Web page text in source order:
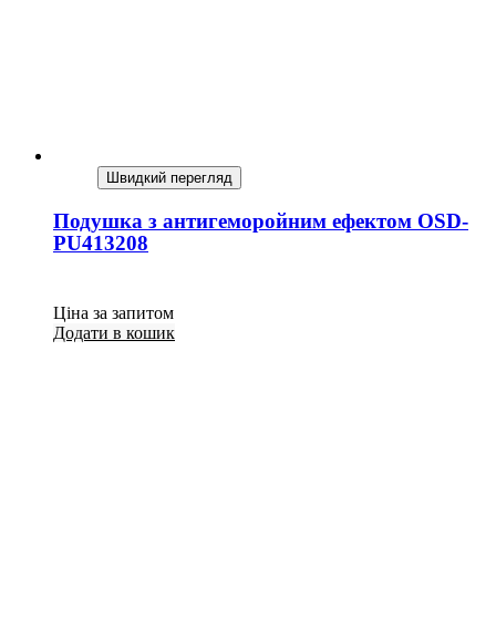
Швидкий перегляд
Подушка з антигеморойним ефектом OSD-
PU413208
Ціна за запитом
Додати в кошик